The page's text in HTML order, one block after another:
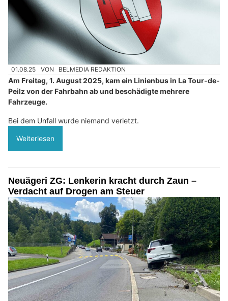
01.08.25 VON BELMEDIA REDAKTION
Am Freitag, 1. August 2025, kam ein Linienbus in La Tour-de-
Peilz von der Fahrbahn ab und beschädigte mehrere
Fahrzeuge.
Bei dem Unfall wurde niemand verletzt.
Weiterlesen
Neuägeri ZG: Lenkerin kracht durch Zaun –
Verdacht auf Drogen am Steuer